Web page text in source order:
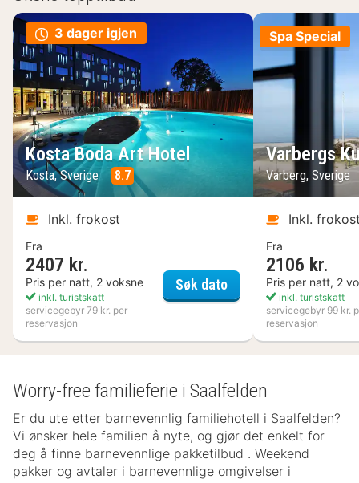
3 dager igjen
Kosta Boda Art Hotel
Kosta, Sverige 8.7
Inkl. frokost
Fra
2407 kr.
Pris per natt, 2 voksne
inkl. turistskatt
servicegebyr 79 kr. per
reservasjon
Søk datoKosta Boda Art Hotel
Spa Special
Varbergs
Varberg, Sverige
Inkl.
Fra
2106 kr.
Pris per natt, 2
inkl. turistskatt
servicegebyr 99 kr.
reservasjon
Worry-free familieferie i Saalfelden
Er du ute etter barnevennlig familiehotell i Saalfelden?
Vi ønsker hele familien å nyte, og gjør det enkelt for
deg å finne barnevennlige pakketilbud . Weekend
pakker og avtaler i barnevennlige omgivelser i